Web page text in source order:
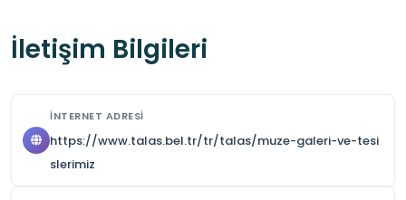
Su kaynakları, medeniyetler ve doğa ile ilgili
Eserlerin çevresinde koşulmamalı ve düzen
korunmalıdır.
İletişim Bilgileri
İNTERNET ADRESI
https://www.talas.bel.tr/tr/talas/muze-galeri-ve-tesi
slerimiz